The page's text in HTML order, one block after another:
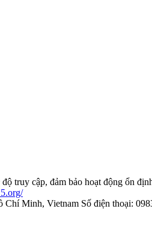
truy cập, đảm bảo hoạt động ổn
Minh, Vietnam Số điện thoại: